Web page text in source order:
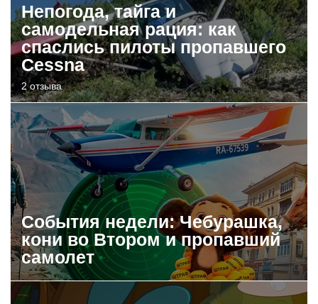
Непогода, тайга и
самодельная рация: как
спаслись пилоты пропавшего
Cessna
2 отзыва
События недели: Чебурашка,
кони во Втором и пропавший
самолет